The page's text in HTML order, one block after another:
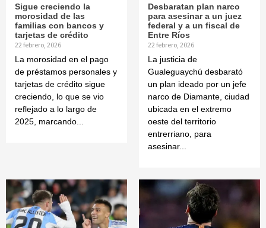
Sigue creciendo la
morosidad de las
familias con bancos y
tarjetas de crédito
22 febrero, 2026
La morosidad en el pago
de préstamos personales y
tarjetas de crédito sigue
creciendo, lo que se vio
reflejado a lo largo de
2025, marcando...
Desbaratan plan narco
para asesinar a un juez
federal y a un fiscal de
Entre Ríos
22 febrero, 2026
La justicia de
Gualeguaychú desbarató
un plan ideado por un jefe
narco de Diamante, ciudad
ubicada en el extremo
oeste del territorio
entrerriano, para
asesinar...